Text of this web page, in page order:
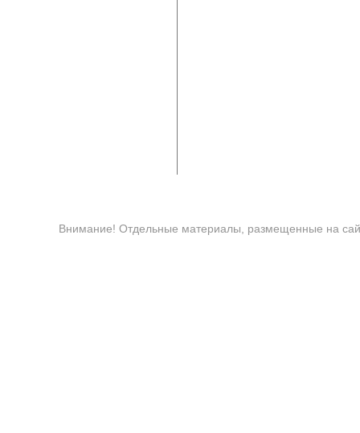
Внимание! Отдельные материалы, размещенные на